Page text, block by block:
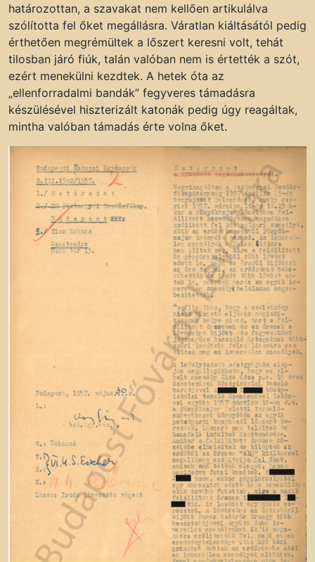
határozottan, a szavakat nem kellően artikulálva
szólította fel őket megállásra. Váratlan kiáltásától pedig
érthetően megrémültek a lőszert keresni volt, tehát
tilosban járó fiúk, talán valóban nem is értették a szót,
ezért menekülni kezdtek. A hetek óta az
„ellenforradalmi bandák” fegyveres támadásra
készülésével hiszterizált katonák pedig úgy reagáltak,
mintha valóban támadás érte volna őket.